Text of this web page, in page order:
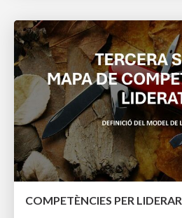
COMPETÈNCIES PER LIDERAR